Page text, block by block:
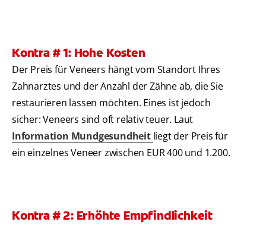
Kontra # 1: Hohe Kosten
Der Preis für Veneers hängt vom Standort Ihres
Zahnarztes und der Anzahl der Zähne ab, die Sie
restaurieren lassen möchten. Eines ist jedoch
sicher: Veneers sind oft relativ teuer. Laut
Information Mundgesundheit liegt der Preis für
ein einzelnes Veneer zwischen EUR 400 und 1.200.
Kontra # 2: Erhöhte Empfindlichkeit